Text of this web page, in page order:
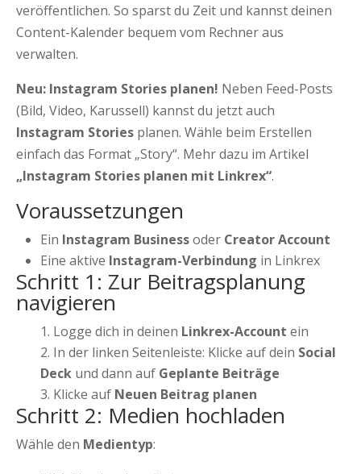
veröffentlichen. So sparst du Zeit und kannst deinen
Content-Kalender bequem vom Rechner aus
verwalten.
Neu: Instagram Stories planen! Neben Feed-Posts
(Bild, Video, Karussell) kannst du jetzt auch
Instagram Stories planen. Wähle beim Erstellen
einfach das Format „Story“. Mehr dazu im Artikel
„Instagram Stories planen mit Linkrex“.
Voraussetzungen
Ein Instagram Businessoder Creator Account
Eine aktive Instagram-Verbindung in Linkrex
Schritt 1: Zur Beitragsplanung
navigieren
Logge dich in deinen Linkrex-Account ein
In der linken Seitenleiste: Klicke auf dein Social
Deck und dann auf Geplante Beiträge
Klicke auf Neuen Beitrag planen
Schritt 2: Medien hochladen
Wähle den Medientyp: